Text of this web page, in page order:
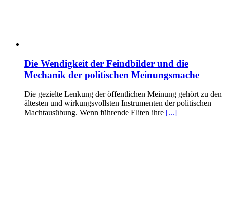
Die Wendigkeit der Feindbilder und die
Mechanik der politischen Meinungsmache
Die gezielte Lenkung der öffentlichen Meinung gehört zu den
ältesten und wirkungsvollsten Instrumenten der politischen
Machtausübung. Wenn führende Eliten ihre [...]